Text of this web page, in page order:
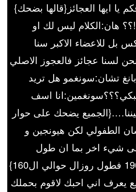
يا ايها العجائز{قالها بضحك}
هان:الكلام ليس لك او
بل للاعضاء الاكبر سنا
لسنا عجائز فالعجوز الاصلي
تشان:سونغمو هل تريد
اسف
يضحك على حوار
الطفولي لكن هيونجين و
شيء اخر بما ان طول
هيونجين حوال ال190 فطول روزال حوالي ال160}
يعرف اني احبك لاقوم بحملك